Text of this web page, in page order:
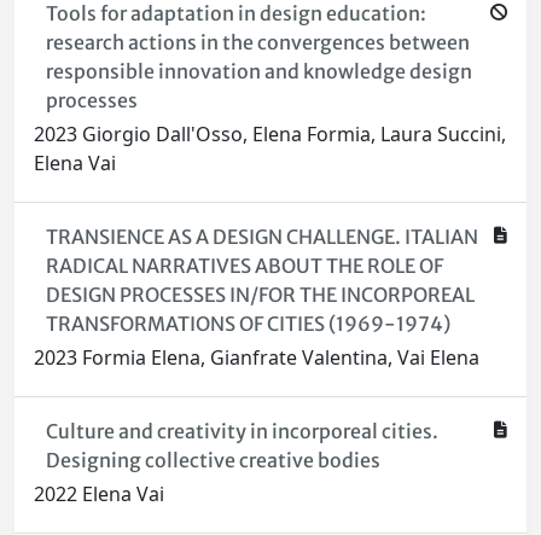
Tools for adaptation in design education:
research actions in the convergences between
responsible innovation and knowledge design
processes
2023 Giorgio Dall'Osso, Elena Formia, Laura Succini,
Elena Vai
TRANSIENCE AS A DESIGN CHALLENGE. ITALIAN
RADICAL NARRATIVES ABOUT THE ROLE OF
DESIGN PROCESSES IN/FOR THE INCORPOREAL
TRANSFORMATIONS OF CITIES (1969-1974)
2023 Formia Elena, Gianfrate Valentina, Vai Elena
Culture and creativity in incorporeal cities.
Designing collective creative bodies
2022 Elena Vai